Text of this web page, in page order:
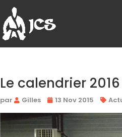
Le calendrier
par Gilles 13 Nov 2015